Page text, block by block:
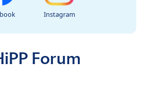
Instagram
Forum